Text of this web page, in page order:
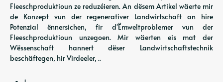
Fleeschproduktioun ze reduzéieren. An dësem Artikel wäerte mir
de Konzept vun der regenerativer Landwirtschaft an hire
Potenzial ënnersichen, fir d'Ëmweltproblemer vun der
Fleeschproduktioun unzegoen. Mir wäerten eis mat der
Wëssenschaft hannert dëser Landwirtschaftstechnik
beschäftegen, hir Virdeeler, ..